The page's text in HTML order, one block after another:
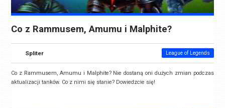
Co z Rammusem, Amumu i Malphite?
Spliter League of Legends
Co z Rammusem, Amumu i Malphite? Nie dostaną oni dużych zmian podczas
aktualizacji tanków. Co z nimi się stanie? Dowiedzcie się!